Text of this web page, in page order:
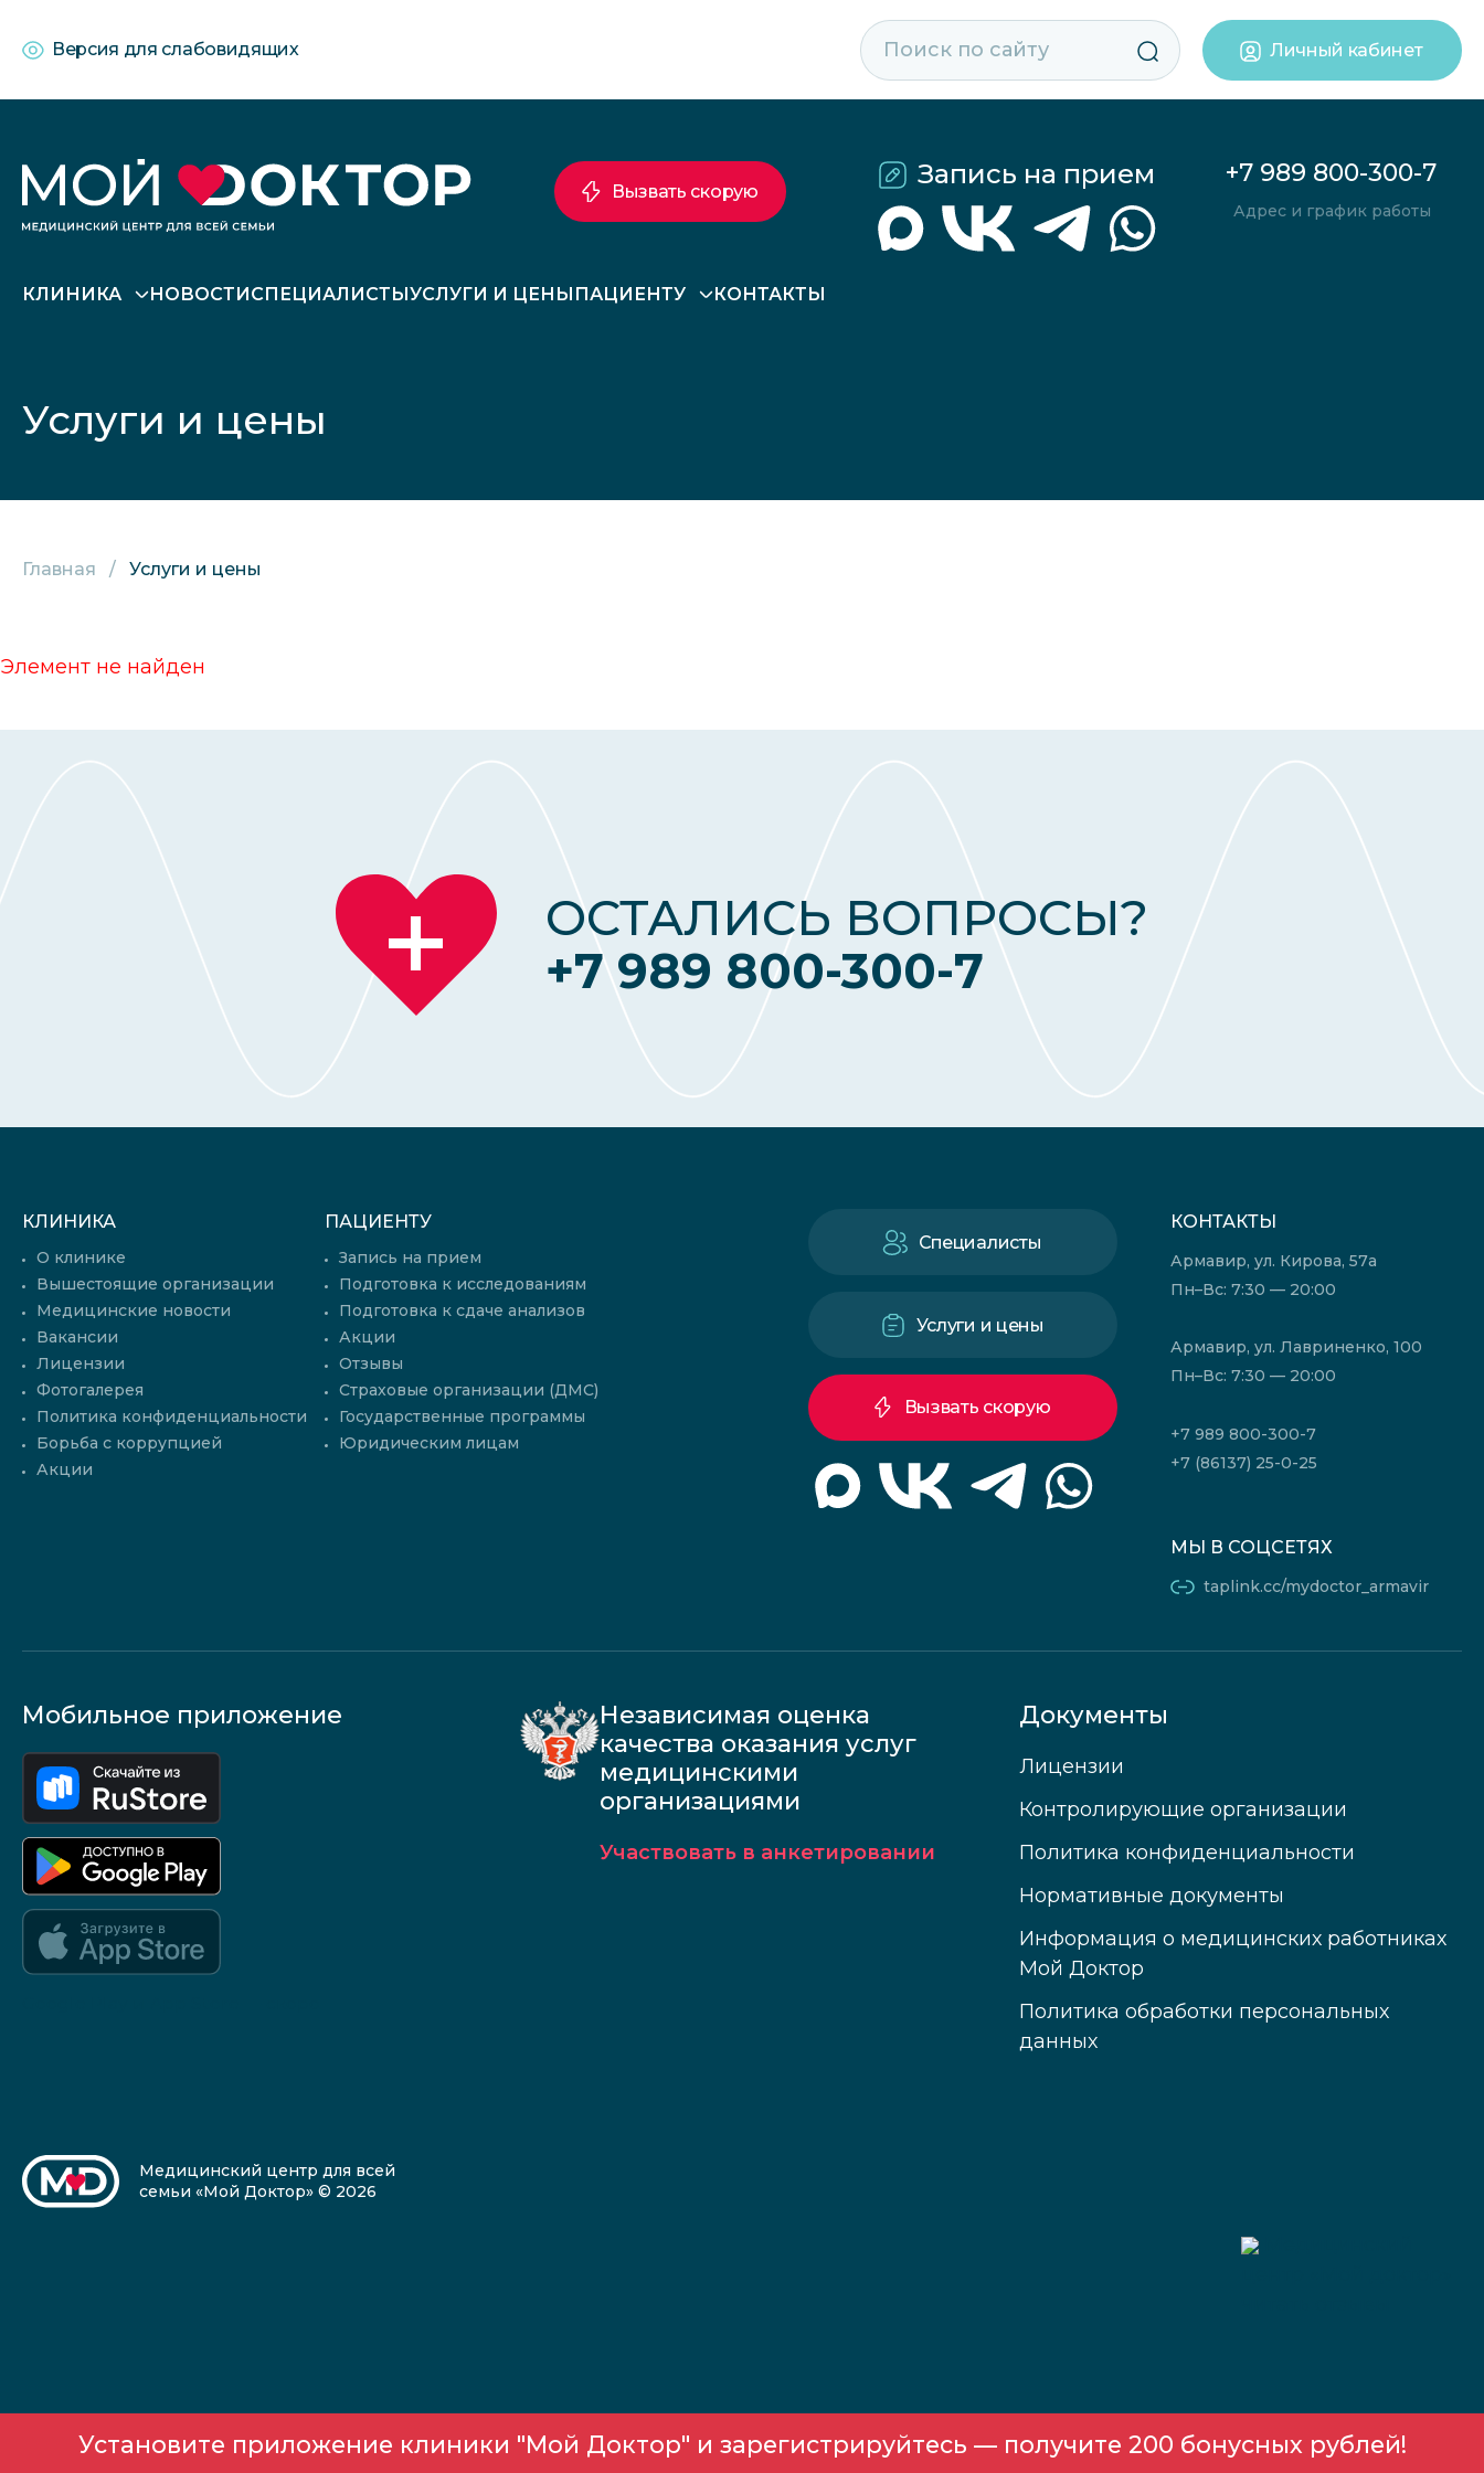
Версия для слабовидящих Личный кабинет
Запись на прием +7 989 800-300-7
Адрес и график работы
КЛИНИКА НОВОСТИСПЕЦИАЛИСТЫУСЛУГИ И ЦЕНЫ ПАЦИЕНТУ КОНТАКТЫ
Вызвать скорую
Услуги и цены
Главная Услуги и цены
Элемент не найден
ОСТАЛИСЬ ВОПРОСЫ?
+7 989 800-300-7
КЛИНИКА
О клинике
Вышестоящие организации
Медицинские новости
Вакансии
Лицензии
Фотогалерея
Политика конфиденциальности
Борьба с коррупцией
Акции
ПАЦИЕНТУ
Запись на прием
Подготовка к исследованиям
Подготовка к сдаче анализов
Акции
Отзывы
Страховые организации (ДМС)
Государственные программы
Юридическим лицам
Специалисты
Услуги и цены
Вызвать скорую
КОНТАКТЫ
Армавир, ул. Кирова, 57а
Пн–Вс: 7:30 — 20:00
Армавир, ул. Лавриненко, 100
Пн–Вс: 7:30 — 20:00
+7 989 800-300-7
+7 (86137) 25-0-25
МЫ В СОЦСЕТЯХ
taplink.cc/mydoctor_armavir
Мобильное приложение
Независимая оценка
качества оказания услуг
медицинскими
организациями
Участвовать в анкетировании
Документы
Лицензии
Контролирующие организации
Политика конфиденциальности
Нормативные документы
Информация о медицинских работниках
Мой Доктор
Политика обработки персональных
данных
Медицинский центр для всей
семьи «Мой Доктор» © 2026
Установите приложение клиники "Мой Доктор" и зарегистрируйтесь — получите 200 бонусных рублей!